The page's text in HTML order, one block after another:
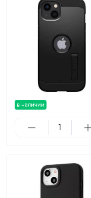
в наличии